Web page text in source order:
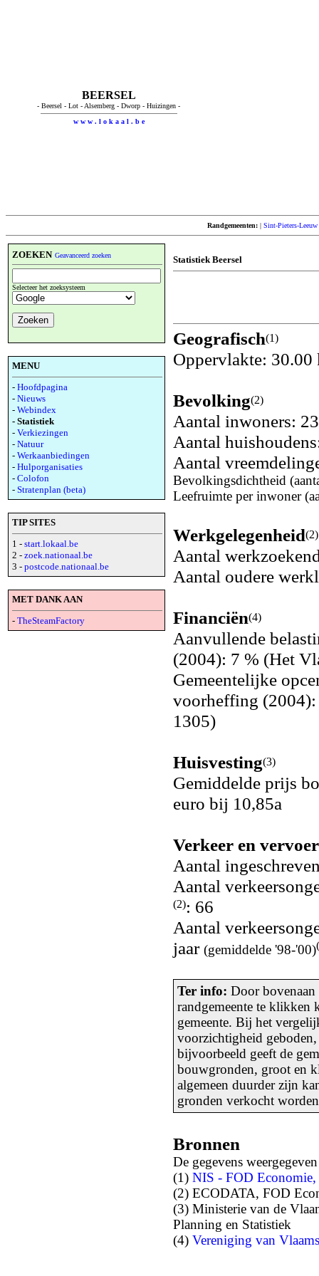
BEERSEL
- Beersel - Lot - Alsemberg - Dworp - Huizingen -
w w w . l o k a a l . b e
Randgemeenten: | Sint-Pieters-Leeuw
ZOEKEN Geavanceerd zoeken
Selecteer het zoeksysteem
MENU
- Hoofdpagina
- Nieuws
- Webindex
- Statistiek
- Verkiezingen
- Natuur
- Werkaanbiedingen
- Hulporganisaties
- Colofon
- Stratenplan (beta)
TIP SITES
1 - start.lokaal.be
2 - zoek.nationaal.be
3 - postcode.nationaal.be
MET DANK AAN
- TheSteamFactory
Statistiek Beersel
Geografisch(1)
Oppervlakte: 30.00
Bevolking(2)
Aantal inwoners:
Aantal
Aantal
Bevolkingsdichtheid
Leefruimte per inwoner
Werkgelegenheid(2)
Aantal
Aantal oudere
Financiën(4)
Aanvullende
(2004): 7 % (Het
Gemeentelijke
voorheffing (2004):
1305)
Huisvesting(3)
Gemiddelde prijs
euro bij 10,85a
Verkeer en vervoer
Aantal
Aantal
(2): 66
Aantal
jaar (gemiddelde '98-'00)
Ter info: Door bovenaan
randgemeente te klikken
gemeente. Bij het
voorzichtigheid
bijvoorbeeld geeft de
bouwgronden, groot en
algemeen duurder zijn
gronden verkocht
Bronnen
De gegevens
(1) NIS - FOD
(2) ECODATA, FOD
(3) Ministerie van de
Planning en Statistiek
(4) Vereniging van